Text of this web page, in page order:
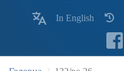
In English